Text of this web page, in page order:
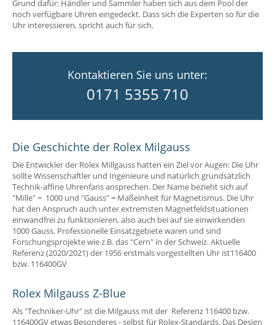
Grund dafür: Händler und Sammler haben sich aus dem Pool der
noch verfügbare Uhren eingedeckt. Dass sich die Experten so für die
Uhr interessieren, spricht auch für sich.
Kontaktieren Sie uns unter:
0171 5355 710
Die Geschichte der Rolex Milgauss
Die Entwickler der Rolex Millgauss hatten ein Ziel vor Augen: Die Uhr
sollte Wissenschaftler und Ingenieure und natürlich grundsätzlich
Technik-affine Uhrenfans ansprechen. Der Name bezieht sich auf
"Mille" = 1000 und "Gauss" = Maßeinheit für Magnetismus. Die Uhr
hat den Anspruch auch unter extremsten Magnetfeldsituationen
einwandfrei zu funktionieren, also auch bei auf sie einwirkenden
1000 Gauss. Professionelle Einsatzgebiete waren und sind
Forschungsprojekte wie z.B. das "Cern" in der Schweiz. Aktuelle
Referenz (2020/2021) der 1956 erstmals vorgestellten Uhr ist116400
bzw. 116400GV
Rolex Milgauss Z-Blue
Als "Techniker-Uhr" ist die Milgauss mit der Referenz 116400 bzw.
116400GV etwas Besonderes - selbst für Rolex-Standards. Das Design